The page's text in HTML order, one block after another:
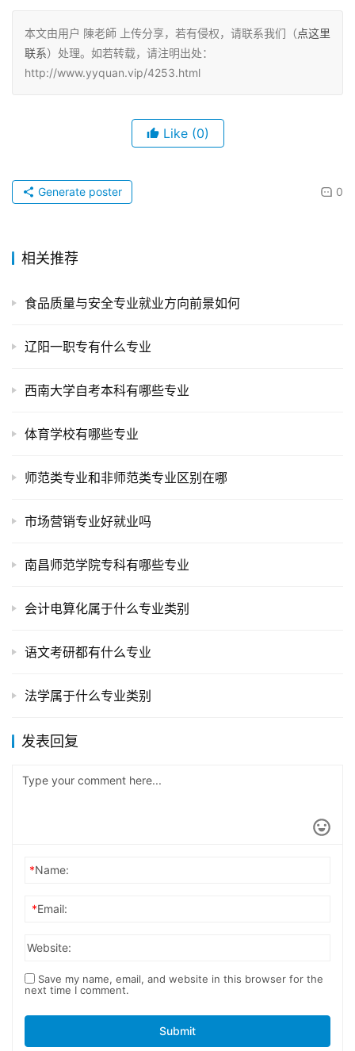
本文由用户 陳老師 上传分享，若有侵权，请联系我们（点这里
联系）处理。如若转载，请注明出处：
http://www.yyquan.vip/4253.html
Like (0)
0
Generate poster
相关推荐
食品质量与安全专业就业方向前景如何
辽阳一职专有什么专业
西南大学自考本科有哪些专业
体育学校有哪些专业
师范类专业和非师范类专业区别在哪
市场营销专业好就业吗
南昌师范学院专科有哪些专业
会计电算化属于什么专业类别
语文考研都有什么专业
法学属于什么专业类别
发表回复
*Name:
*Email:
Website:
Save my name, email, and website in this browser for the
next time I comment.
Submit